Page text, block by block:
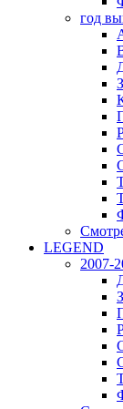
год
LEGEND
2007-